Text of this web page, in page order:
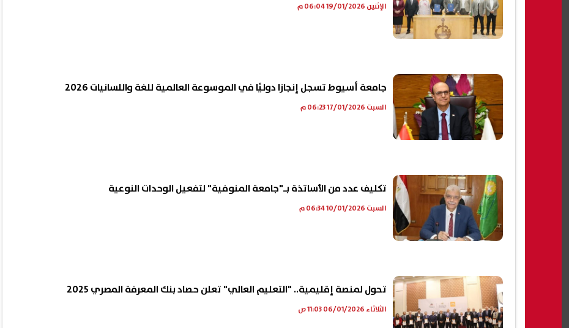
الإثنين 19/01/2026 06:04 م
جامعة أسيوط تسجل إنجازا دوليًا في الموسوعة العالمية للغة واللسانيات 2026
السبت 17/01/2026 06:23 م
تكليف عدد من الأساتذة بـ"جامعة المنوفية" لتفعيل الوحدات النوعية
السبت 10/01/2026 06:34 م
تحول لمنصة إقليمية.. "التعليم العالي" تعلن حصاد بنك المعرفة المصري 2025
الثلاثاء 06/01/2026 11:03 ص